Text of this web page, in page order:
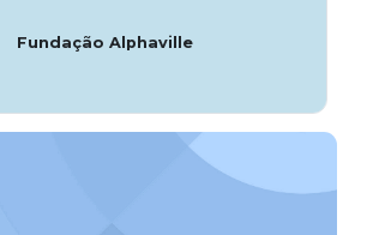
Fundação Alphaville